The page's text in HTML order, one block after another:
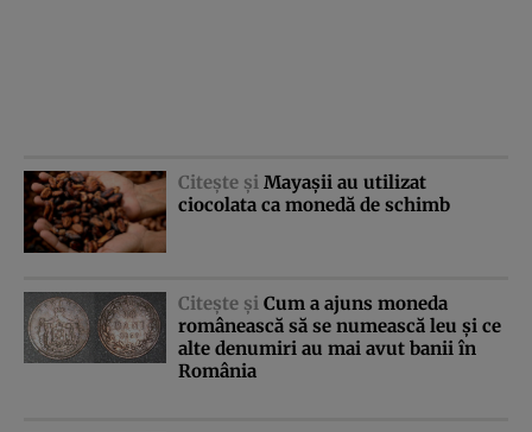
Citeşte şi Mayaşii au utilizat
ciocolata ca monedă de schimb
Citeşte şi Cum a ajuns moneda
românească să se numească leu şi ce
alte denumiri au mai avut banii în
România